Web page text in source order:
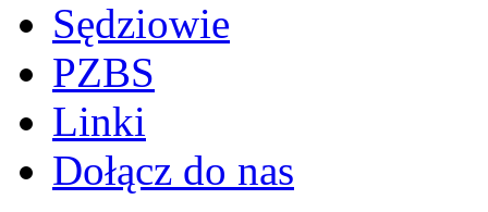
Sędziowie
PZBS
Linki
Dołącz do nas